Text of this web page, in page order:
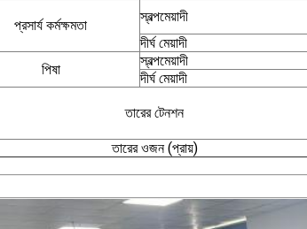
প্রসার্য কর্মক্ষমতা
স্বল্পমেয়াদী
দীর্ঘ মেয়াদী
পিষা
স্বল্পমেয়াদী
দীর্ঘ মেয়াদী
তারের টেনশন
তারের ওজন (প্রায়)